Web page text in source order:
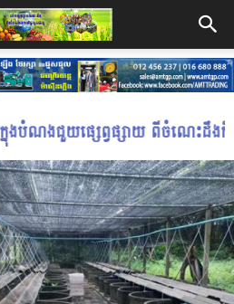
ងក៏ដូចជាវិធីសាស្រ្តផ្សេងៗ